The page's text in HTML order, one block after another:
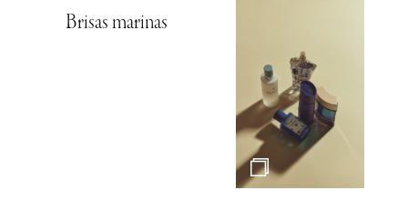
Brisas marinas